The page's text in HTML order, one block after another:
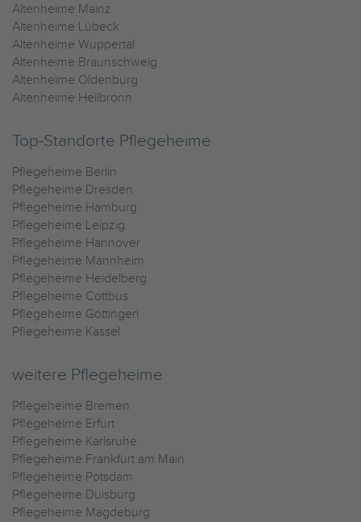
Altenheime Mainz
Altenheime Lübeck
Altenheime Wuppertal
Altenheime Braunschweig
Altenheime Oldenburg
Altenheime Heilbronn
Top-Standorte Pflegeheime
Pflegeheime Berlin
Pflegeheime Dresden
Pflegeheime Hamburg
Pflegeheime Leipzig
Pflegeheime Hannover
Pflegeheime Mannheim
Pflegeheime Heidelberg
Pflegeheime Cottbus
Pflegeheime Göttingen
Pflegeheime Kassel
weitere Pflegeheime
Pflegeheime Bremen
Pflegeheime Erfurt
Pflegeheime Karlsruhe
Pflegeheime Frankfurt am Main
Pflegeheime Potsdam
Pflegeheime Duisburg
Pflegeheime Magdeburg